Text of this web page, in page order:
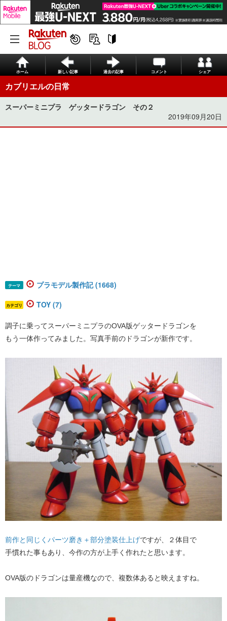
ホーム 新しい記事 過去の記事 コメント シェア
カブリエルの日常
スーパーミニプラ ゲッタードラゴン その２
2019年09月20日
テーマ プラモデル製作記 (1668)
カテゴリ TOY (7)
調子に乗ってスーパーミニプラのOVA版ゲッタードラゴンを
もう一体作ってみました。写真手前のドラゴンが新作です。
前作と同じくパーツ磨き＋部分塗装仕上げ​ですが、２体目で
手慣れた事もあり、今作の方が上手く作れたと思います。
OVA版のドラゴンは量産機なので、複数体あると映えますね。